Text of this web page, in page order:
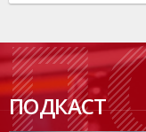
ПОДКАСТ